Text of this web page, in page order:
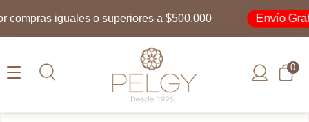
iguales o superiores a $500.000 Envío Gratis
0